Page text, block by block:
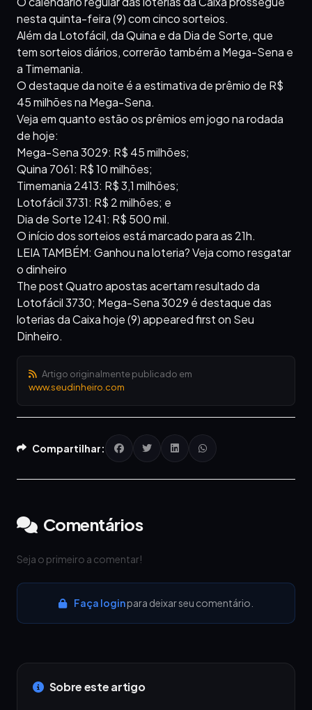
nesta quinta-feira (9) com cinco sorteios.
Além da Lotofácil, da Quina e da Dia de Sorte, que
tem sorteios diários, correrão também a Mega-Sena e
a Timemania.
O destaque da noite é a estimativa de prêmio de R$
45 milhões na Mega-Sena.
Veja em quanto estão os prêmios em jogo na rodada
de hoje:
Mega-Sena 3029: R$ 45 milhões;
Quina 7061: R$ 10 milhões;
Timemania 2413: R$ 3,1 milhões;
Lotofácil 3731: R$ 2 milhões; e
Dia de Sorte 1241: R$ 500 mil.
O início dos sorteios está marcado para as 21h.
LEIA TAMBÉM: Ganhou na loteria? Veja como resgatar
o dinheiro
The post Quatro apostas acertam resultado da
Lotofácil 3730; Mega-Sena 3029 é destaque das
loterias da Caixa hoje (9) appeared first on Seu
Dinheiro.
Artigo originalmente publicado em
www.seudinheiro.com
Compartilhar:
Comentários
Seja o primeiro a comentar!
Faça loginpara deixar seu comentário.
Sobre este artigo